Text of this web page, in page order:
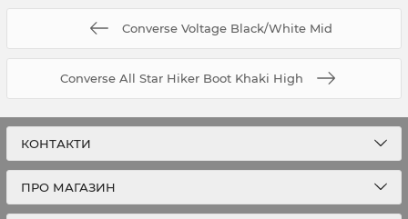
Converse Voltage Black/White Mid
Converse All Star Hiker Boot Khaki High
КОНТАКТИ
ПРО МАГАЗИН